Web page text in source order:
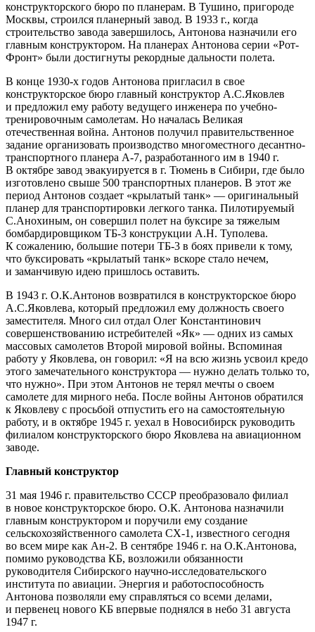
конструкторского бюро по планерам. В Тушино, пригороде
Москвы, строился планерный завод. В 1933 г., когда
строительство завода завершилось, Антонова назначили его
главным конструктором. На планерах Антонова серии «Рот-
Фронт» были достигнуты рекордные дальности полета.
В конце 1930-х годов Антонова пригласил в свое
конструкторское бюро главный конструктор А.С.Яковлев
и предложил ему работу ведущего инженера по учебно-
тренировочным самолетам. Но началась Великая
отечественная война. Антонов получил правительственное
задание организовать производство многоместного десантно-
транспортного планера А-7, разработанного им в 1940 г.
В октябре завод эвакуируется в г. Тюмень в Сибири, где было
изготовлено свыше 500 транспортных планеров. В этот же
период Антонов создает «крылатый танк» — оригинальный
планер для транспортировки легкого танка. Пилотируемый
С.Анохиным, он совершил полет на буксире за тяжелым
бомбардировщиком ТБ-3 конструкции А.Н. Туполева.
К сожалению, большие потери ТБ-3 в боях привели к тому,
что буксировать «крылатый танк» вскоре стало нечем,
и заманчивую идею пришлось оставить.
В 1943 г. О.К.Антонов возвратился в конструкторское бюро
А.С.Яковлева, который предложил ему должность своего
заместителя. Много сил отдал Олег Константинович
совершенствованию истребителей «Як» — одних из самых
массовых самолетов Второй мировой войны. Вспоминая
работу у Яковлева, он говорил: «Я на всю жизнь усвоил кредо
этого замечательного конструктора — нужно делать только то,
что нужно». При этом Антонов не терял мечты о своем
самолете для мирного неба. После войны Антонов обратился
к Яковлеву с просьбой отпустить его на самостоятельную
работу, и в октябре 1945 г. уехал в Новосибирск руководить
филиалом конструкторского бюро Яковлева на авиационном
заводе.
Главный конструктор
31 мая 1946 г. правительство СССР преобразовало филиал
в новое конструкторское бюро. О.К. Антонова назначили
главным конструктором и поручили ему создание
сельскохозяйственного самолета СХ-1, известного сегодня
во всем мире как Ан-2. В сентябре 1946 г. на О.К.Антонова,
помимо руководства КБ, возложили обязанности
руководителя Сибирского научно-исследовательского
института по авиации. Энергия и работоспособность
Антонова позволяли ему справляться со всеми делами,
и первенец нового КБ впервые поднялся в небо 31 августа
1947 г.